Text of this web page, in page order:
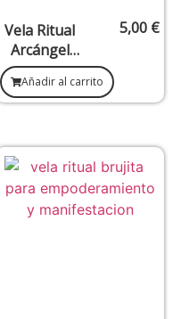
Vela Ritual
Arcángel
Jofiel –
Sabiduría,
Claridad
Iluminación
5,00 €
Añadir al carrito